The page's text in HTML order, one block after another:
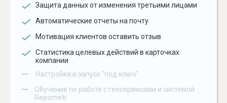
Защита данных от изменения третьими лицами
Автоматические отчеты на почту
Мотивация клиентов оставить отзыв
Статистика целевых действий в карточках
компании
– Настройка и запуск "под ключ"
–
Обучение по работе с геосервисами и системой
Repometr